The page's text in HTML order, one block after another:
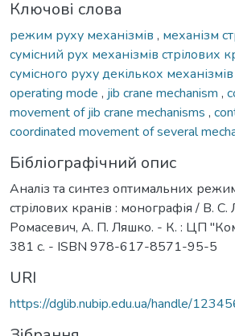
Ключові слова
режим руху механізмів , механізм
сумісний рух механізмів стрілових
сумісного руху декількох механізмів
operating mode , jib crane mechanism ,
movement of jib crane mechanisms ,
coordinated movement of several
Бібліографічний опис
Аналіз та синтез оптимальних
стрілових кранів : монографія / В.
Ромасевич, А. П. Ляшко. - К. : ЦП
381 с. - ISBN 978-617-8571-95-5
URI
https://dglib.nubip.edu.ua/handle/